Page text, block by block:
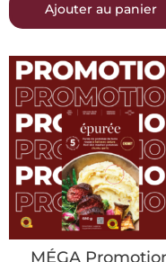
Ajouter au panier
MÉGA